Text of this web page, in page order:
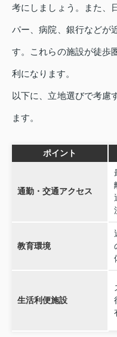
考にしましょう。また、
パー、病院、銀行などが
す。これらの施設が徒歩
利になります。
以下に、立地選びで考慮
ます。
ポイント
通勤・交通アクセス
教育環境
生活利便施設